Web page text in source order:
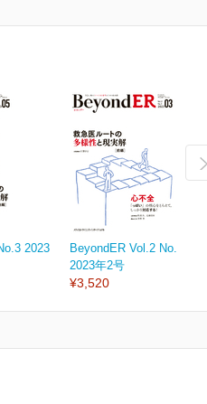
2023
BeyondER Vol.2 No.2 2023
2023年2号
¥3,520